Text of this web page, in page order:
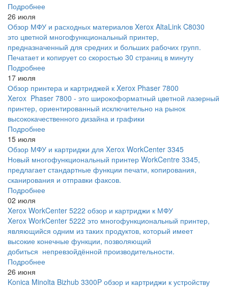
Подробнее
26 июля
Обзор МФУ и расходных материалов Xerox AltaLink C8030
это цветной многофункциональный принтер,
предназначенный для средних и больших рабочих групп.
Печатает и копирует со скоростью 30 страниц в минуту
Подробнее
17 июля
Обзор принтера и картриджей к Xerox Phaser 7800
Xerox Phaser 7800 - это широкоформатный цветной лазерный
принтер, ориентированный исключительно на рынок
высококачественного дизайна и графики
Подробнее
15 июля
Обзор МФУ и картриджи для Xerox WorkCenter 3345
Новый многофункциональный принтер WorkCentre 3345,
предлагает стандартные функции печати, копирования,
сканирования и отправки факсов.
Подробнее
02 июля
Xerox WorkCenter 5222 обзор и картриджи к МФУ
Xerox WorkCenter 5222 это многофункциональный принтер,
являющийся одним из таких продуктов, который имеет
высокие конечные функции, позволяющий
добиться непревзойдённой производительности.
Подробнее
26 июня
Konica Minolta Bizhub 3300P обзор и картриджи к устройству